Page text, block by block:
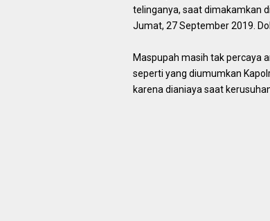
telinganya, saat dimakamkan
Jumat, 27 September 2019.
Maspupah masih tak percaya
seperti yang diumumkan
karena dianiaya saat